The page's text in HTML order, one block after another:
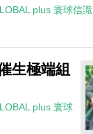
plus 寰球信識
生極端組
plus 寰球